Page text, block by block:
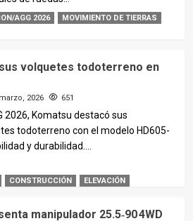
AGG 2026
MOVIMIENTO DE TIERRAS
volquetes todoterreno en
2026 651
2026, Komatsu destacó sus
todoterreno con el modelo HD605-
y durabilidad....
CONSTRUCCIÓN ELEVACIÓN
manipulador 25.5‑90 4WD